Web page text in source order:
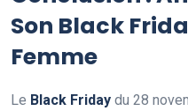
Son Black
Femme
Le Black Friday du 28